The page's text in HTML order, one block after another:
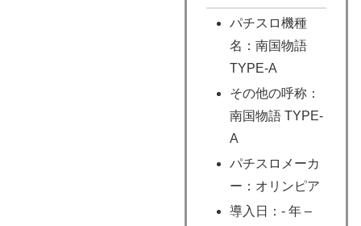
パチスロ機種
名：南国物語
TYPE-A
その他の呼称：
南国物語 TYPE-
A
パチスロメーカ
ー：オリンピア
導入日：- 年 –